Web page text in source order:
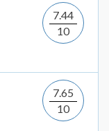
7.44
10
7.65
10